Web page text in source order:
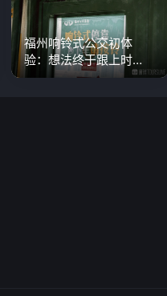
福州响铃式公交初体
验：想法终于跟上时
代，效果不尽如人意